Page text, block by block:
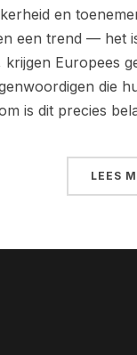
en
een trend — het
Europees
die
is dit precies
LEES